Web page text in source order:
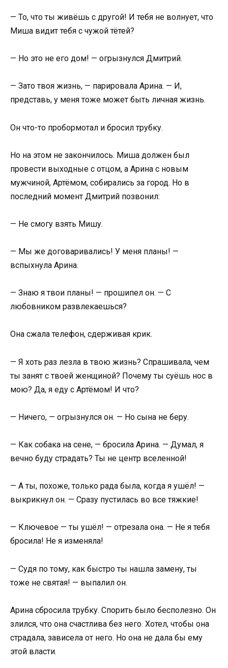
— То, что ты живёшь с другой! И тебя не волнует, что
Миша видит тебя с чужой тётей?
— Но это не его дом! — огрызнулся Дмитрий.
— Зато твоя жизнь, — парировала Арина. — И,
представь, у меня тоже может быть личная жизнь.
Он что-то пробормотал и бросил трубку.
Но на этом не закончилось. Миша должен был
провести выходные с отцом, а Арина с новым
мужчиной, Артёмом, собирались за город. Но в
последний момент Дмитрий позвонил:
— Не смогу взять Мишу.
— Мы же договаривались! У меня планы! —
вспыхнула Арина.
— Знаю я твои планы! — прошипел он. — С
любовником развлекаешься?
Она сжала телефон, сдерживая крик.
— Я хоть раз лезла в твою жизнь? Спрашивала, чем
ты занят с твоей женщиной? Почему ты суёшь нос в
мою? Да, я еду с Артёмом! И что?
— Ничего, — огрызнулся он. — Но сына не беру.
— Как собака на сене, — бросила Арина. — Думал, я
вечно буду страдать? Ты не центр вселенной!
— А ты, похоже, только рада была, когда я ушёл! —
выкрикнул он. — Сразу пустилась во все тяжкие!
— Ключевое — ты ушёл! — отрезала она. — Не я тебя
бросила! Не я изменяла!
— Судя по тому, как быстро ты нашла замену, ты
тоже не святая! — выпалил он.
Арина сбросила трубку. Спорить было бесполезно. Он
злился, что она счастлива без него. Хотел, чтобы она
страдала, зависела от него. Но она не дала бы ему
этой власти.